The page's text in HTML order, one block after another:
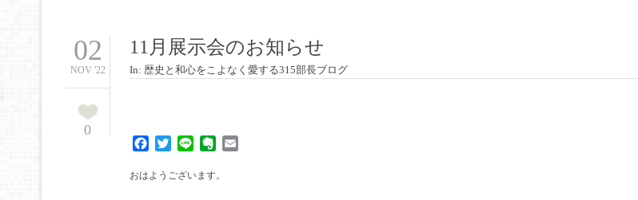
02
NOV '22
0
11月展示会のお知らせ
In: 歴史と和心をこよなく愛する315部長ブログ
FacebookTwitterLine Evernote
おはようございます。